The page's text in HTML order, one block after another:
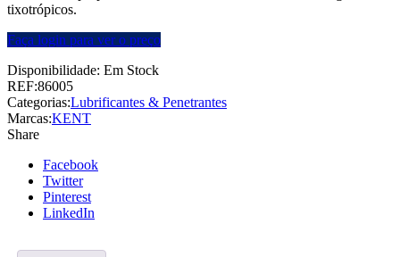
tixotrópicos.
Faça login para ver o preço
Disponibilidade: Em Stock
REF:86005
Categorias:Lubrificantes & Penetrantes
Marcas:KENT
Share
Facebook
Twitter
Pinterest
LinkedIn